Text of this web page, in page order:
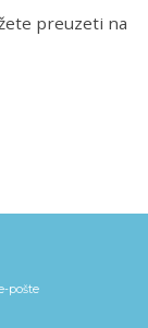
preuzeti na
pošte